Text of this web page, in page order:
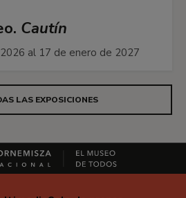
Cautín
al 17 de enero de 2027
LAS EXPOSICIONES